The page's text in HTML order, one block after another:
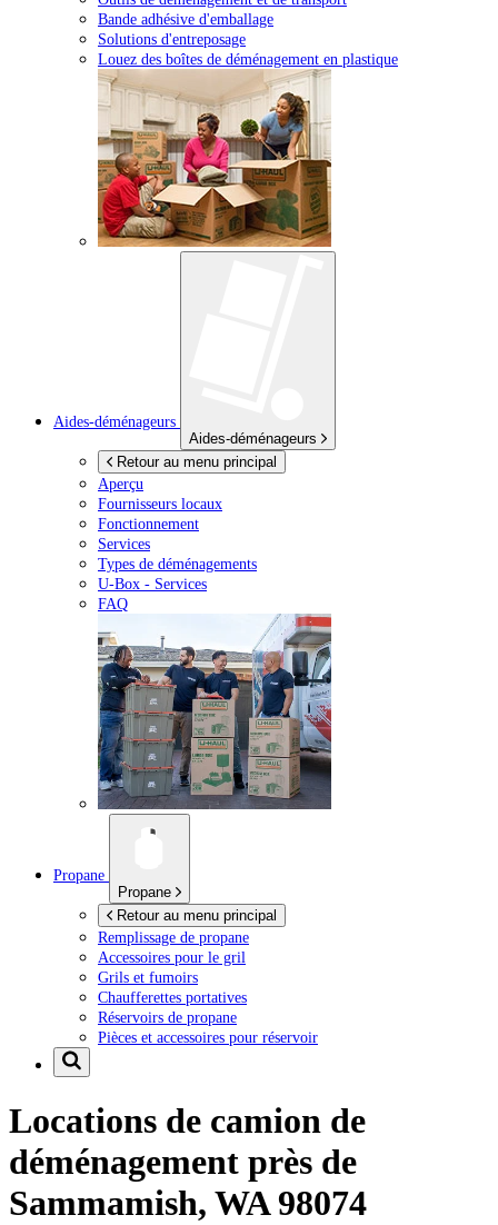
Bande adhésive d'emballage
Solutions d'entreposage
Louez des boîtes de déménagement en plastique
Aides-déménageurs
Aides-déménageurs
Retour au menu principal
Aperçu
Fournisseurs locaux
Fonctionnement
Services
Types de déménagements
U-Box - Services
FAQ
Propane
Propane
Retour au menu principal
Remplissage de propane
Accessoires pour le gril
Grils et fumoirs
Chaufferettes portatives
Réservoirs de propane
Pièces et accessoires pour réservoir
Locations de camion de
déménagement près de
Sammamish, WA 98074